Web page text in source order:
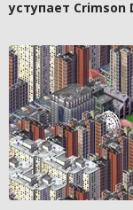
уступает Crimson